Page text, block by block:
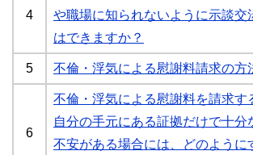
4
や職場に知られないように示談交
はできますか？
5 不倫・浮気による慰謝料請求の方
6
不倫・浮気による慰謝料を請求す
自分の手元にある証拠だけで十分
不安がある場合には、どのように